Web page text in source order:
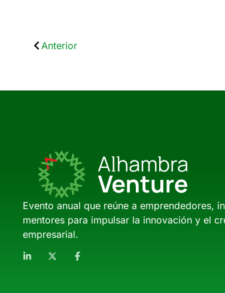
Anterior
Evento anual que reúne a emprendedores,
mentores para impulsar la innovación y el
empresarial.